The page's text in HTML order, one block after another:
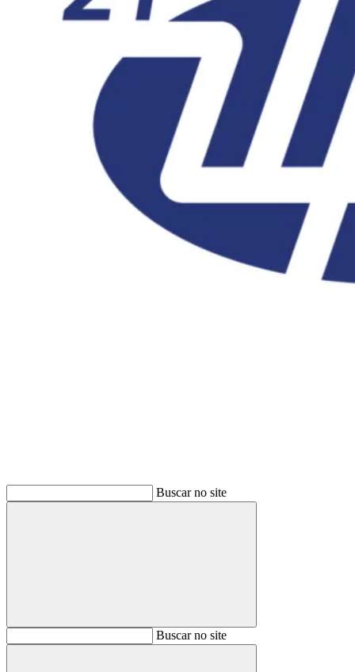
Buscar no site
BuscarBuscar no site